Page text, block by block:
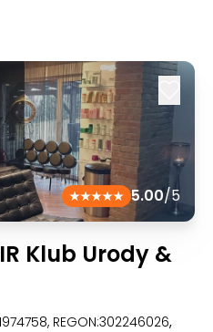
5.00/5
Klub Urody &
REGON:302246026,